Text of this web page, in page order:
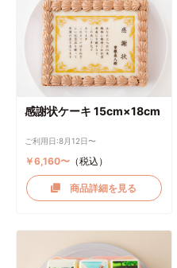
感謝状ケーキ 15cm×18cm
ご利用日:8月12日〜
￥6,160〜（税込）
商品詳細を見る